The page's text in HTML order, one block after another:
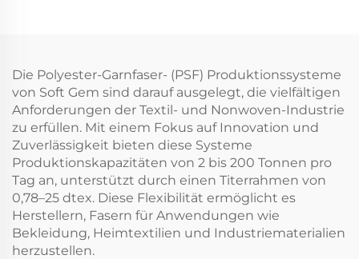
Die Polyester-Garnfaser- (PSF) Produktionssysteme
von Soft Gem sind darauf ausgelegt, die vielfältigen
Anforderungen der Textil- und Nonwoven-Industrie
zu erfüllen. Mit einem Fokus auf Innovation und
Zuverlässigkeit bieten diese Systeme
Produktionskapazitäten von 2 bis 200 Tonnen pro
Tag an, unterstützt durch einen Titerrahmen von
0,78–25 dtex. Diese Flexibilität ermöglicht es
Herstellern, Fasern für Anwendungen wie
Bekleidung, Heimtextilien und Industriematerialien
herzustellen.